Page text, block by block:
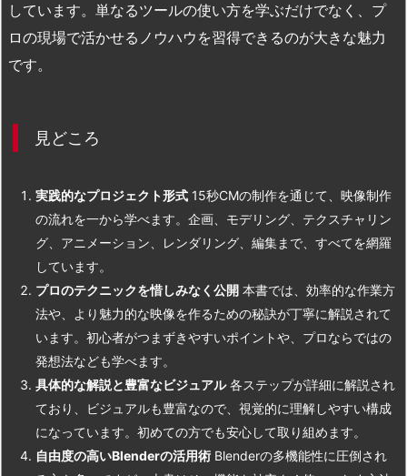
しています。単なるツールの使い方を学ぶだけでなく、プ
ロの現場で活かせるノウハウを習得できるのが大きな魅力
です。
見どころ
実践的なプロジェクト形式 15秒CMの制作を通じて、映像制作
の流れを一から学べます。企画、モデリング、テクスチャリン
グ、アニメーション、レンダリング、編集まで、すべてを網羅
しています。
プロのテクニックを惜しみなく公開 本書では、効率的な作業方
法や、より魅力的な映像を作るための秘訣が丁寧に解説されて
います。初心者がつまずきやすいポイントや、プロならではの
発想法なども学べます。
具体的な解説と豊富なビジュアル各ステップが詳細に解説され
ており、ビジュアルも豊富なので、視覚的に理解しやすい構成
になっています。初めての方でも安心して取り組めます。
自由度の高いBlenderの活用術 Blenderの多機能性に圧倒され